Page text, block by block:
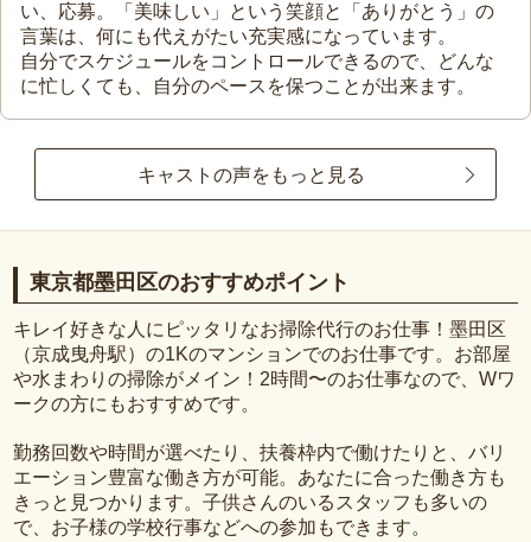
い、応募。「美味しい」という笑顔と「ありがとう」の
言葉は、何にも代えがたい充実感になっています。
自分でスケジュールをコントロールできるので、どんな
に忙しくても、自分のペースを保つことが出来ます。
キャストの声をもっと見る
東京都墨田区のおすすめポイント
キレイ好きな人にピッタリなお掃除代行のお仕事！墨田区
（京成曳舟駅）の1Kのマンションでのお仕事です。お部屋
や水まわりの掃除がメイン！2時間〜のお仕事なので、Wワ
ークの方にもおすすめです。
勤務回数や時間が選べたり、扶養枠内で働けたりと、バリ
エーション豊富な働き方が可能。あなたに合った働き方も
きっと見つかります。子供さんのいるスタッフも多いの
で、お子様の学校行事などへの参加もできます。